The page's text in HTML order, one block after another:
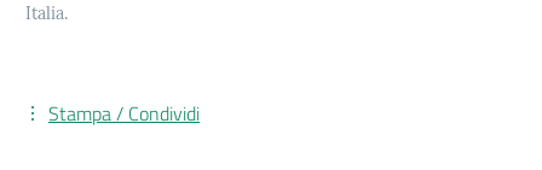
Italia.
Stampa / Condividi